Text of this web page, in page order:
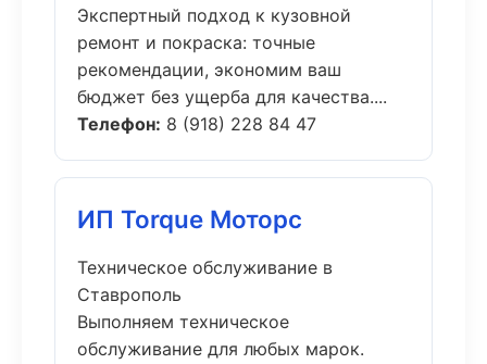
Экспертный подход к кузовной
ремонт и покраска: точные
рекомендации, экономим ваш
бюджет без ущерба для качества....
Телефон: 8 (918) 228 84 47
ИП Torque Моторс
Техническое обслуживание в
Ставрополь
Выполняем техническое
обслуживание для любых марок.